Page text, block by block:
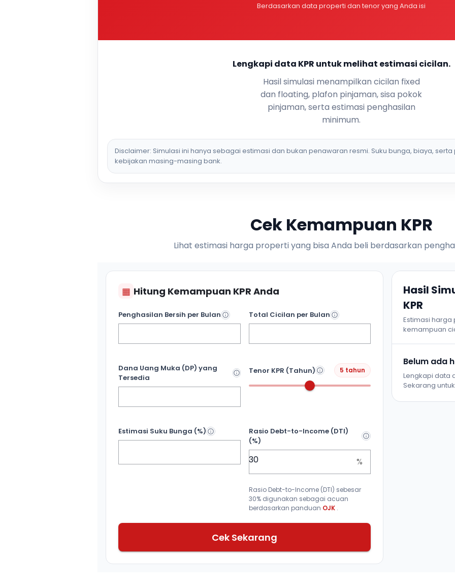
Berdasarkan data properti dan tenor yang Anda isi
Lengkapi data KPR untuk melihat estimasi cicilan.
Hasil simulasi menampilkan cicilan fixed
dan floating, plafon pinjaman, sisa pokok
pinjaman, serta estimasi penghasilan
minimum.
Disclaimer: Simulasi ini hanya sebagai estimasi dan bukan penawaran resmi. Suku bunga, biaya,
kebijakan masing-masing bank.
Cek Kemampuan KPR
Lihat estimasi harga properti yang bisa Anda beli berdasarkan
▦ Hitung Kemampuan KPR Anda
Penghasilan Bersih per Bulan Total Cicilan per Bulan
Dana Uang Muka (DP) yang
Tersedia
Tenor KPR (Tahun) 5 tahun
Estimasi Suku Bunga (%)
Rasio Debt-to-Income (DTI)
(%)
%
Rasio Debt-to-Income (DTI) sebesar
30% digunakan sebagai acuan
berdasarkan panduan OJK .
Cek Sekarang
Hasil
KPR
Estimasi
kemampuan
Belum ada
Lengkapi data
Sekarang